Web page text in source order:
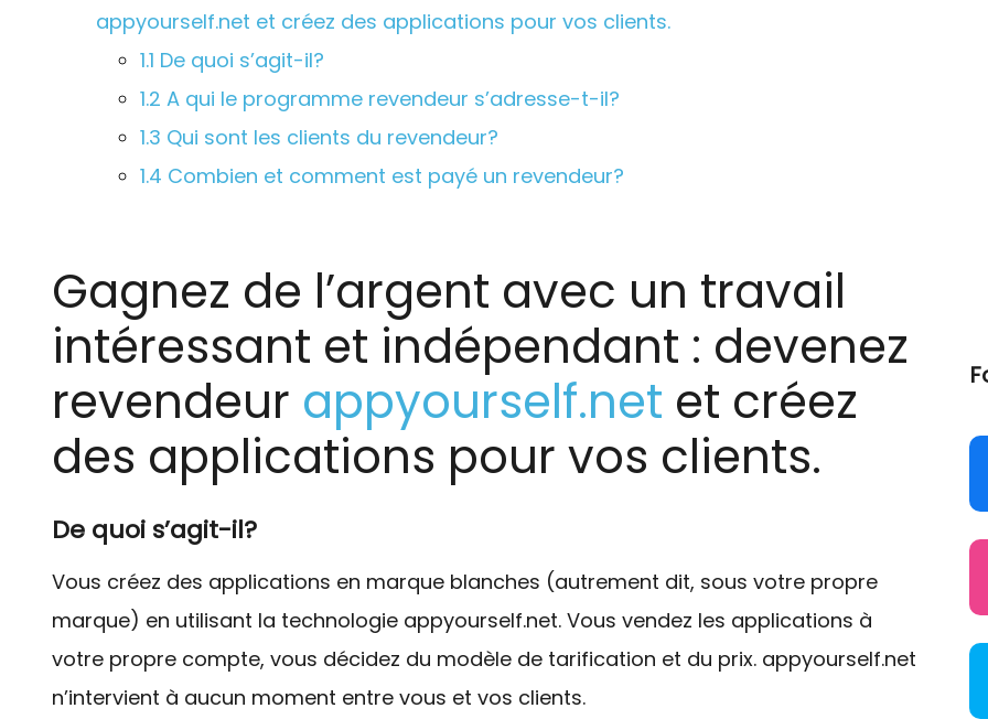
appyourself.net et créez des applications pour vos clients.
1.1 De quoi s’agit-il?
1.2 A qui le programme revendeur s’adresse-t-il?
1.3 Qui sont les clients du revendeur?
1.4 Combien et comment est payé un revendeur?
Gagnez de l’argent avec un travail
intéressant et indépendant : devenez
revendeur appyourself.net et créez
des applications pour vos clients.
De quoi s’agit-il?
Vous créez des applications en marque blanches (autrement dit, sous votre propre
marque) en utilisant la technologie appyourself.net. Vous vendez les applications à
votre propre compte, vous décidez du modèle de tarification et du prix. appyourself.net
n’intervient à aucun moment entre vous et vos clients.